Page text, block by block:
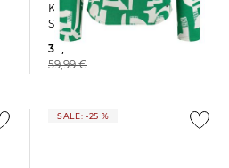
Key Largo | Damen Bluse
SCRIPT
30,00 €
59,99 €
SALE: -25 %